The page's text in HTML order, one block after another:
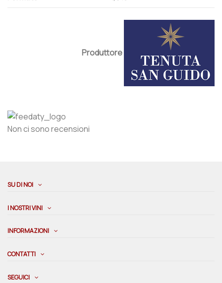
Produttore
Non ci sono recensioni
SU DI NOI
I NOSTRI VINI
INFORMAZIONI
CONTATTI
SEGUICI